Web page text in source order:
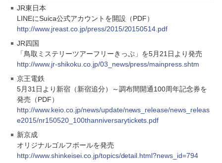
JR東日本
LINEにSuica公式アカウントを開設（PDF）
http://www.jreast.co.jp/press/2015/20150514.pdf
JR四国
「鳥取ミステリーツアーフリーきっぷ」を5月21日より発売
http://www.jr-shikoku.co.jp/03_news/press/mainpress.shtm
京王電鉄
5月31日より新宿（新宿追分）～調布間開通100周年記念券を
発売（PDF）
http://www.keio.co.jp/news/update/news_release/news_releas
e2015/nr150520_100thanniversarytickets.pdf
新京成
オリジナルゴルフボールを発売
http://www.shinkeisei.co.jp/topics/detail.html?news_id=794